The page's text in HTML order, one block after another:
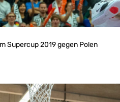
Supercup 2019 gegen Polen